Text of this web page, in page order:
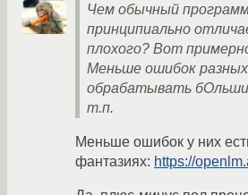
Чем обычный
принципиально
плохого? Вот
Меньше ошибок
обрабатывать
т.п.
Меньше ошибок у них
фантазиях: https://